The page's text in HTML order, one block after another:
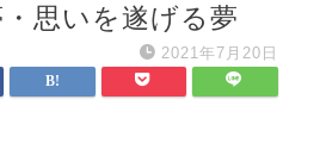
思いを遂げる夢
2021年7月20日